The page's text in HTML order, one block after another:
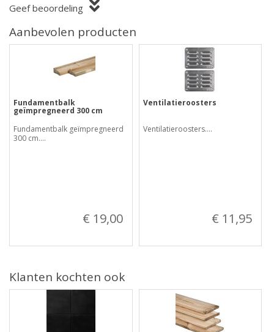
Geef beoordeling
Aanbevolen producten
Fundamentbalk
geïmpregneerd 300 cm
Fundamentbalk geïmpregneerd
300 cm....
€ 19,00
Ventilatieroosters
Ventilatieroosters....
€ 11,95
Klanten kochten ook